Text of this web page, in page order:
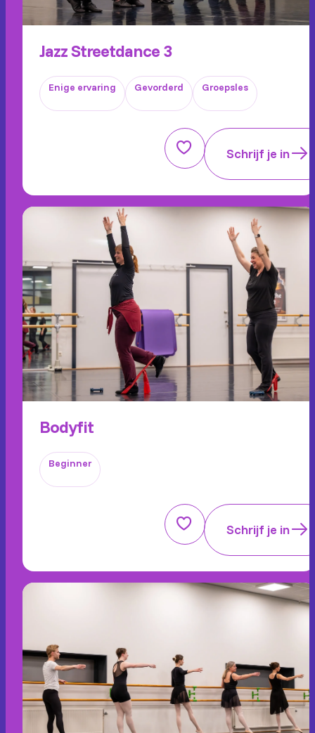
Jazz Streetdance 3
Enige ervaring Gevorderd Groepsles
Schrijf je in
Bodyfit
Beginner
Schrijf je in